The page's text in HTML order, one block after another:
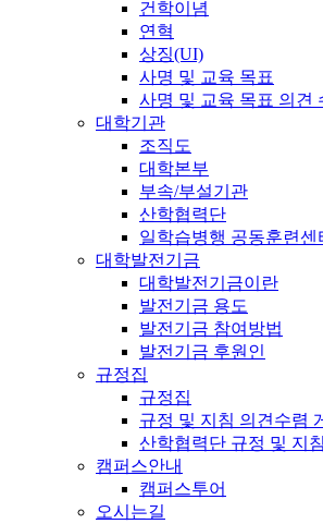
건학이념
연혁
상징(UI)
사명 및 교육 목표
사명 및 교육 목표 의견
대학기관
조직도
대학본부
부속/부설기관
산학협력단
일학습병행 공동훈련센
대학발전기금
대학발전기금이란
발전기금 용도
발전기금 참여방법
발전기금 후원인
규정집
규정집
규정 및 지침 의견수렴
산학협력단 규정 및 지
캠퍼스안내
캠퍼스투어
오시는길